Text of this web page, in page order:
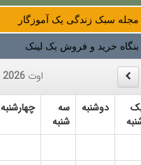
مجله سبک زندگی یک آموزگار
بنگاه خرید و فروش بک لینک
اوت 2026
دوشنبه
سه
شنبه
چهارشنبه